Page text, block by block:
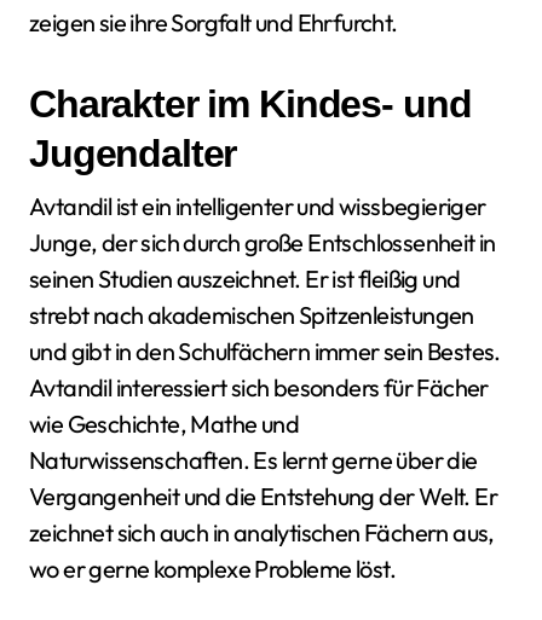
zeigen sie ihre Sorgfalt und Ehrfurcht.
Charakter im Kindes- und
Jugendalter
Avtandil ist ein intelligenter und wissbegieriger
Junge, der sich durch große Entschlossenheit in
seinen Studien auszeichnet. Er ist fleißig und
strebt nach akademischen Spitzenleistungen
und gibt in den Schulfächern immer sein Bestes.
Avtandil interessiert sich besonders für Fächer
wie Geschichte, Mathe und
Naturwissenschaften. Es lernt gerne über die
Vergangenheit und die Entstehung der Welt. Er
zeichnet sich auch in analytischen Fächern aus,
wo er gerne komplexe Probleme löst.